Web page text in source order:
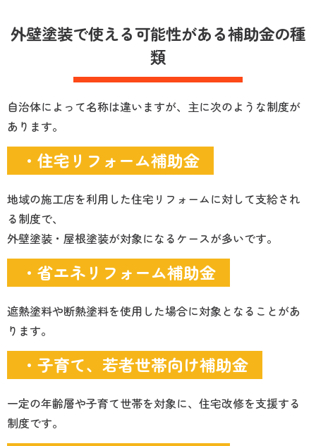
外壁塗装で使える可能性がある補助金の種
類
自治体によって名称は違いますが、主に次のような制度が
あります。
・住宅リフォーム補助金
地域の施工店を利用した住宅リフォームに対して支給され
る制度で、
外壁塗装・屋根塗装が対象になるケースが多いです。
・省エネリフォーム補助金
遮熱塗料や断熱塗料を使用した場合に対象となることがあ
ります。
・子育て、若者世帯向け補助金
一定の年齢層や子育て世帯を対象に、住宅改修を支援する
制度です。